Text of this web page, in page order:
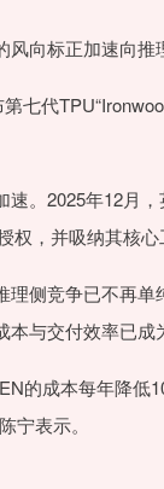
向标正加速向推
七代
速。2025年12月
权，并吸纳其核
理侧竞争已不再单
与交付效率已成
的成本每年降
宁表示。